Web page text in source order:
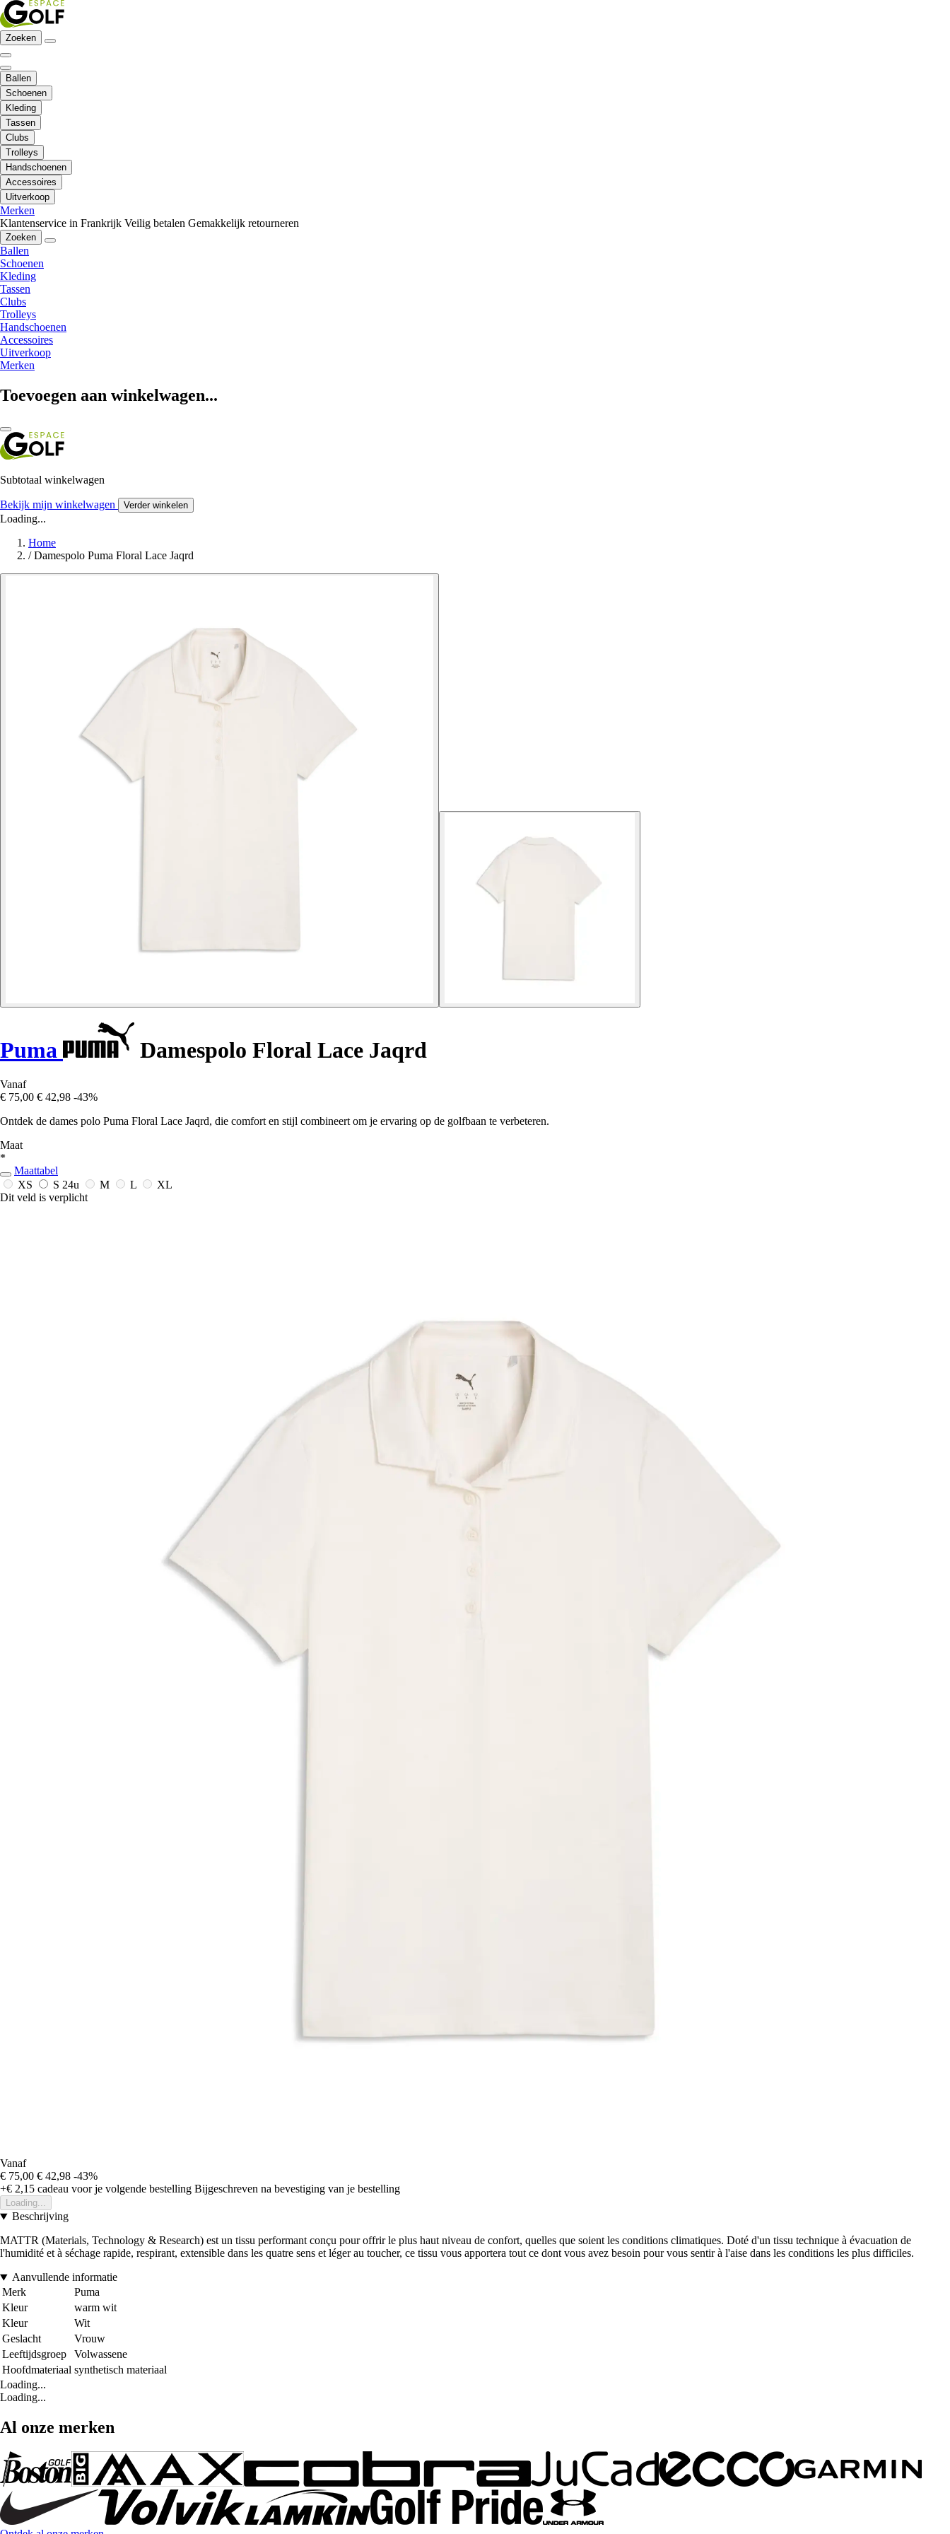
Zoeken
Ballen
Schoenen
Kleding
Tassen
Clubs
Trolleys
Handschoenen
Accessoires
Uitverkoop
Merken
Klantenservice in Frankrijk Veilig betalen Gemakkelijk retourneren
Zoeken
Ballen
Schoenen
Kleding
Tassen
Clubs
Trolleys
Handschoenen
Accessoires
Uitverkoop
Merken
Toevoegen aan winkelwagen...
Subtotaal winkelwagen
Bekijk mijn winkelwagen Verder winkelen
Loading...
Home
/ Damespolo Puma Floral Lace Jaqrd
Puma Damespolo Floral Lace Jaqrd
Vanaf
€ 75,00 € 42,98 -43%
Ontdek de dames polo Puma Floral Lace Jaqrd, die comfort en stijl combineert om je ervaring op de golfbaan te verbeteren.
Maat
*
Maattabel
XS
S 24u M L
XL
Dit veld is verplicht
Vanaf
€ 75,00 € 42,98 -43%
+€ 2,15 cadeau voor je volgende bestelling Bijgeschreven na bevestiging van je bestelling
Loading...
Beschrijving
MATTR (Materials, Technology & Research) est un tissu performant conçu pour offrir le plus haut niveau de confort, quelles que soient les conditions climatiques. Doté d'un tissu technique à évacuation de
l'humidité et à séchage rapide, respirant, extensible dans les quatre sens et léger au toucher, ce tissu vous apportera tout ce dont vous avez besoin pour vous sentir à l'aise dans les conditions les plus difficiles.
Aanvullende informatie
Merk
Puma
Kleur
warm wit
Kleur
Wit
Geslacht
Vrouw
Leeftijdsgroep
Volwassene
Hoofdmateriaal synthetisch materiaal
Loading...
Loading...
Al onze merken